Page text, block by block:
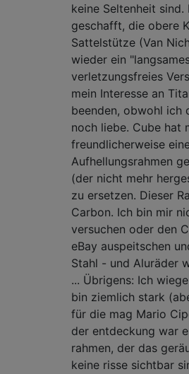
keine Seltenheit sind.
geschafft, die obere
Sattelstütze (Van
wieder ein
verletzungsfreies
mein Interesse an
beenden, obwohl ich
noch liebe. Cube hat
freundlicherweise
Aufhellungsrahmen
(der nicht mehr
zu ersetzen. Dieser
Carbon. Ich bin mir
versuchen oder den
eBay auspeitschen
Stahl - und Aluräder
... Übrigens: Ich
bin ziemlich stark
für die mag Mario
der entdeckung war
rahmen, der das
keine risse sichtbar